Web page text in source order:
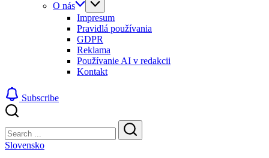
O nás
Impresum
Pravidlá používania
GDPR
Reklama
Používanie AI v redakcii
Kontakt
Subscribe
Search
Search
Slovensko